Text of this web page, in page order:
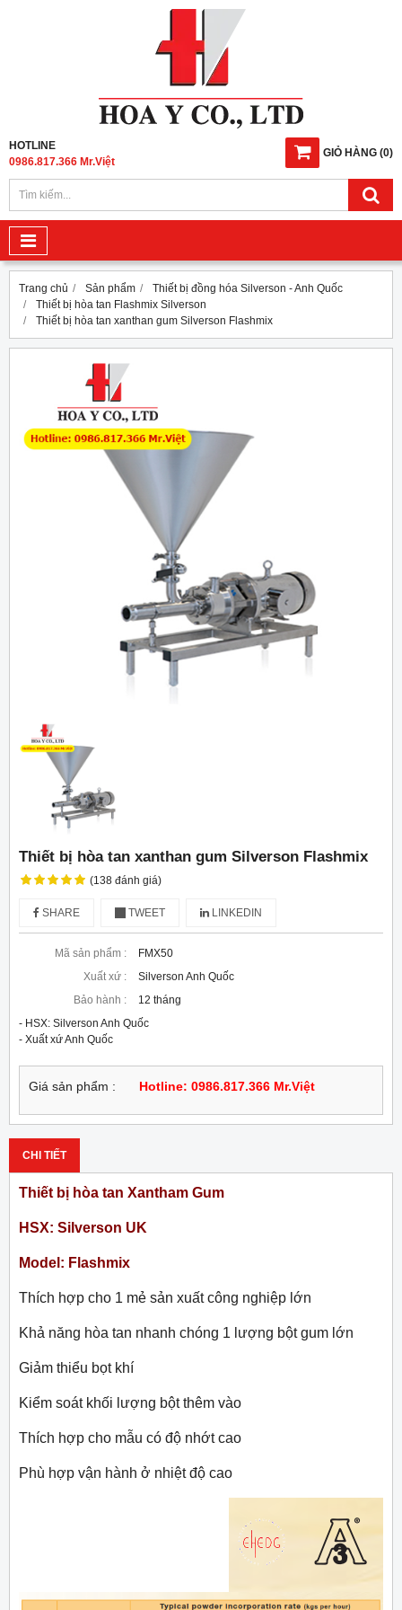
GIỎ HÀNG (0)
HOTLINE
0986.817.366 Mr.Việt
Trang chủ Sản phẩm
Thiết bị đồng hóa Silverson - Anh Quốc
Thiết bị hòa tan Flashmix Silverson
Thiết bị hòa tan xanthan gum Silverson Flashmix
Thiết bị hòa tan xanthan gum Silverson Flashmix
(138 đánh giá)
SHARE TWEET LINKEDIN
Mã sản phẩm :
FMX50
Xuất xứ :
Silverson Anh Quốc
Bảo hành :
12 tháng
- HSX: Silverson Anh Quốc
- Xuất xứ Anh Quốc
Giá sản phẩm : Hotline: 0986.817.366 Mr.Việt
CHI TIẾT
Thiết bị hòa tan Xantham Gum
HSX: Silverson UK
Model: Flashmix
Thích hợp cho 1 mẻ sản xuất công nghiệp lớn
Khả năng hòa tan nhanh chóng 1 lượng bột gum lớn
Giảm thiểu bọt khí
Kiểm soát khối lượng bột thêm vào
Thích hợp cho mẫu có độ nhớt cao
Phù hợp vận hành ở nhiệt độ cao